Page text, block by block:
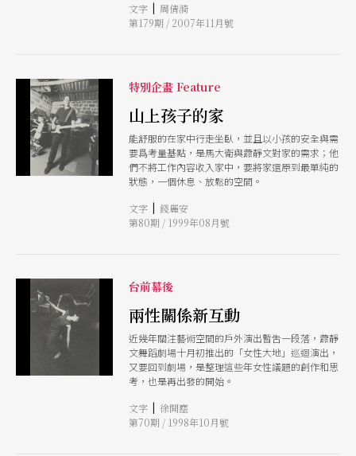
文字 | 周倩漪
第179期 / 2007年11月號
特別企畫 Feature
山上孩子的家
能舒服的在家中行走坐臥，並且以小孩的安全與需
要爲考量基點，是馬大衛與蕭靜文對家的需求；他
們不將工作內容收入家中，要將家還原到最單純的
狀態，一個休息、放鬆的空間。
文字 | 錢麗安
第80期 / 1999年08月號
台前幕後
兩性關係新互動
近幾年關注藝術空間的戶外演出暫吿一段落，蕭靜
文舞蹈劇場十月初推出的「女性大地」巡迴演出，
又要回到劇場，是整理這些年女性議題的創作和思
考，也是再出發的開始。
文字 | 徐開塵
第70期 / 1998年10月號